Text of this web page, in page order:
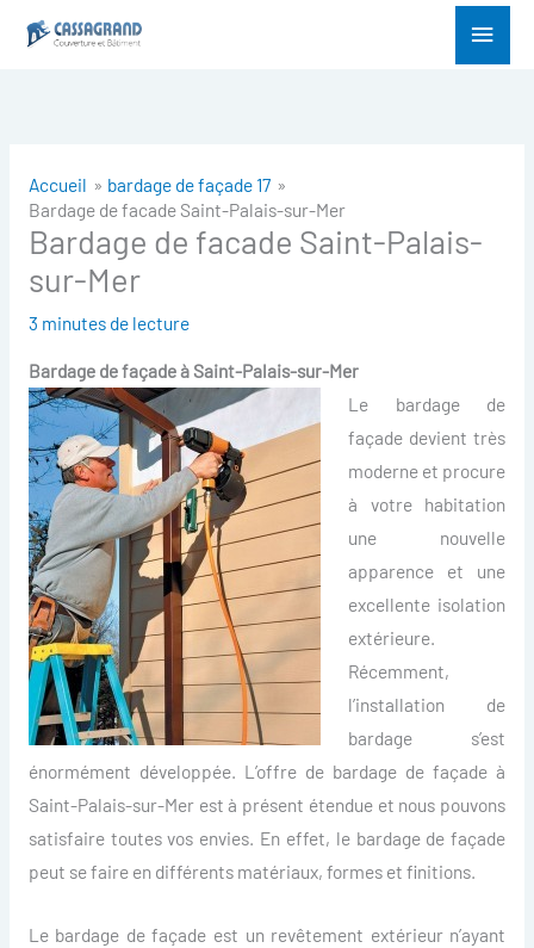
Menu
Accueil
bardage de façade 17
Bardage de facade Saint-Palais-sur-Mer
Bardage de facade Saint-Palais-
sur-Mer
3 minutes de lecture
Bardage de façade à Saint-Palais-sur-Mer
Le bardage de
façade devient très
moderne et procure
à votre habitation
une nouvelle
apparence et une
excellente isolation
extérieure.
Récemment,
l’installation de
bardage s’est
énormément développée. L’offre de bardage de façade à
Saint-Palais-sur-Mer est à présent étendue et nous pouvons
satisfaire toutes vos envies. En effet, le bardage de façade
peut se faire en différents matériaux, formes et finitions.
Le bardage de façade est un revêtement extérieur n’ayant